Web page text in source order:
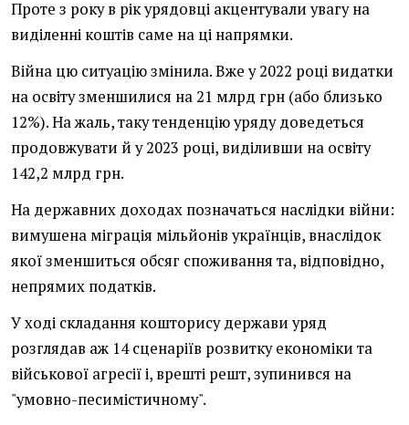
Проте з року в рік урядовці акцентували увагу на
виділенні коштів саме на ці напрямки.
Війна цю ситуацію змінила. Вже у 2022 році видатки
на освіту зменшилися на 21 млрд грн (або близько
12%). На жаль, таку тенденцію уряду доведеться
продовжувати й у 2023 році, виділивши на освіту
142,2 млрд грн.
На державних доходах позначаться наслідки війни:
вимушена міграція мільйонів українців, внаслідок
якої зменшиться обсяг споживання та, відповідно,
непрямих податків.
У ході складання кошторису держави уряд
розглядав аж 14 сценаріїв розвитку економіки та
військової агресії і, врешті решт, зупинився на
"умовно-песимістичному".